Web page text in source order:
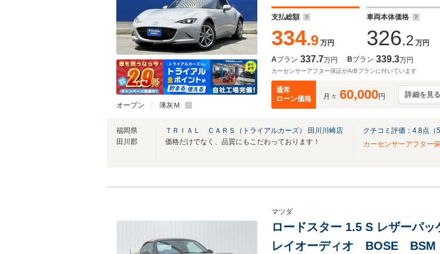
オープン 薄灰Ｍ
支払総額
334.9 万円
車両本体価格
326.2 万円
Aプラン 337.7万円 Bプラン 339.3万円
カーセンサーアフター保証がA/Bプランに付いています
通常
ローン価格
月々 60,000円 詳細を見る
福岡県
田川郡
ＴＲＩＡＬ ＣＡＲＳ（トライアルカーズ） 田川川崎店
価格だけでなく、品質にもこだわっております！
クチコミ評価： 4.8点（5
カーセンサーアフター
マツダ
ロードスター 1.5 S レザーパ
レイオーディオ BOSE